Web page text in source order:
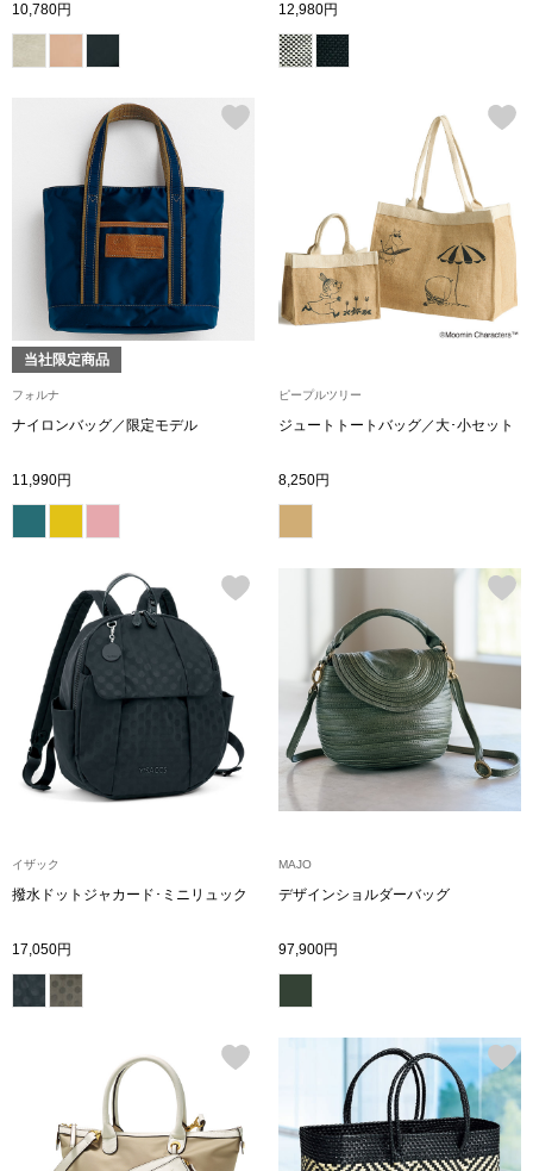
ーブルウェア
ズ
セイコー〉マウリッツハイス美術館公認フェ
ルメールオマージュウオッチ
ウオッチ／
ウオッチ
ネックレス
ブレスレット
マフラー／ス
スカーフ／ス
傘／日傘
その他
10,780円 12,980円
当社限定商品
フォルナ
ナイロンバッグ／限定モデル
11,990円
ピープルツリー
ジュートトートバッグ／大･小セット
8,250円
イザック
撥水ドットジャカード･ミニリュック
17,050円
MAJO
デザインショルダーバッグ
97,900円